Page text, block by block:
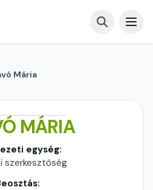
Mária
MÁRIA
egység:
szerkesztőség